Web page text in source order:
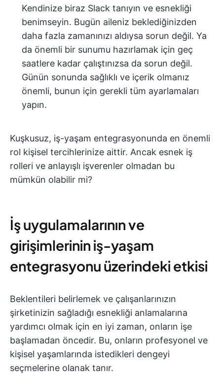
Kendinize biraz Slack tanıyın ve esnekliği
benimseyin. Bugün aileniz beklediğinizden
daha fazla zamanınızı aldıysa sorun değil. Ya
da önemli bir sunumu hazırlamak için geç
saatlere kadar çalıştınızsa da sorun değil.
Günün sonunda sağlıklı ve içerik olmanız
önemli, bunun için gerekli tüm ayarlamaları
yapın.
Kuşkusuz, iş-yaşam entegrasyonunda en önemli
rol kişisel tercihlerinize aittir. Ancak esnek iş
rolleri ve anlayışlı işverenler olmadan bu
mümkün olabilir mi?
İş uygulamalarının ve
girişimlerinin iş-yaşam
entegrasyonu üzerindeki etkisi
Beklentileri belirlemek ve çalışanlarınızın
şirketinizin sağladığı esnekliği anlamalarına
yardımcı olmak için en iyi zaman, onların işe
başlamadan öncedir. Bu, onların profesyonel ve
kişisel yaşamlarında istedikleri dengeyi
seçmelerine olanak tanır.